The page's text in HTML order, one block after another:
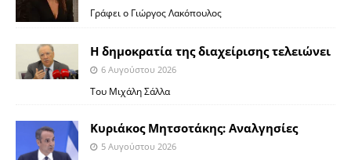
Γράφει ο Γιώργος Λακόπουλος
Η δημοκρατία της διαχείρισης τελειώνει
6 Αυγούστου 2026
Του Μιχάλη Σάλλα
Κυριάκος Μητσοτάκης: Αναλγησίες
5 Αυγούστου 2026